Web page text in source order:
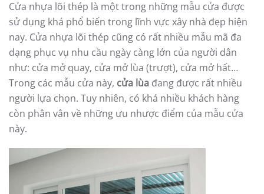
Cửa nhựa lõi thép là một trong những mẫu cửa được
sử dụng khá phổ biến trong lĩnh vực xây nhà đẹp hiện
nay. Cửa nhựa lõi thép cũng có rất nhiều mẫu mã đa
dạng phục vụ nhu cầu ngày càng lớn của người dân
như: cửa mở quay, cửa mở lùa (trượt), cửa mở hất…
Trong các mẫu cửa này, cửa lùa đang được rất nhiều
người lựa chọn. Tuy nhiên, có khá nhiều khách hàng
còn phân vân về những ưu nhược điểm của mẫu cửa
này.